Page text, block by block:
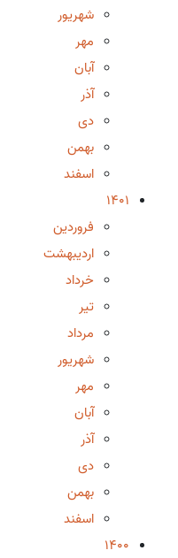
شهریور
مهر
آبان
آذر
دی
بهمن
اسفند
1401
فروردین
اردیبهشت
خرداد
تیر
مرداد
شهریور
مهر
آبان
آذر
دی
بهمن
اسفند
1400